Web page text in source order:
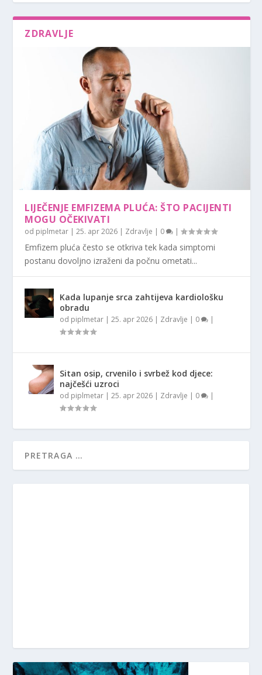
ZDRAVLJE
LIJEČENJE EMFIZEMA PLUĆA: ŠTO PACIJENTI
MOGU OČEKIVATI
od piplmetar |25. apr 2026 | Zdravlje | 0 |
Emfizem pluća često se otkriva tek kada simptomi
postanu dovoljno izraženi da počnu ometati...
Kada lupanje srca zahtijeva kardiološku
obradu
od piplmetar |25. apr 2026 | Zdravlje | 0 |
Sitan osip, crvenilo i svrbež kod djece:
najčešći uzroci
od piplmetar |25. apr 2026 | Zdravlje | 0 |